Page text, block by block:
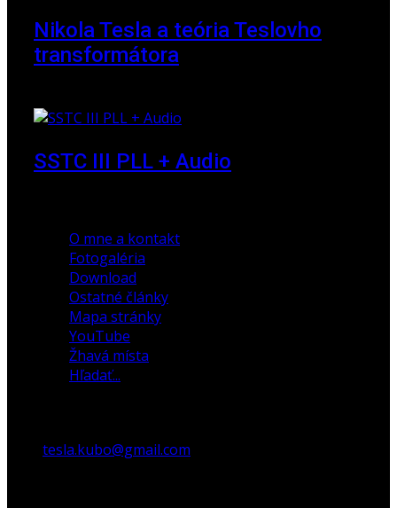
Nikola Tesla a teória Teslovho
transformátora
SSTC III PLL + Audio
O mne a kontakt
Fotogaléria
Download
Ostatné články
Mapa stránky
YouTube
Žhavá místa
Hľadať...
tesla.kubo@gmail.com